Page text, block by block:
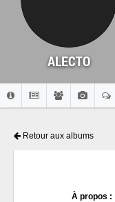
ALECTO
Retour aux albums
À propos :